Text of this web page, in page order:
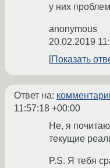
у них
anonymous
20.02.2019
Показать
Ответ на:
11:57:18 +00:00
Не, я
текущие
P.S. Я тебя